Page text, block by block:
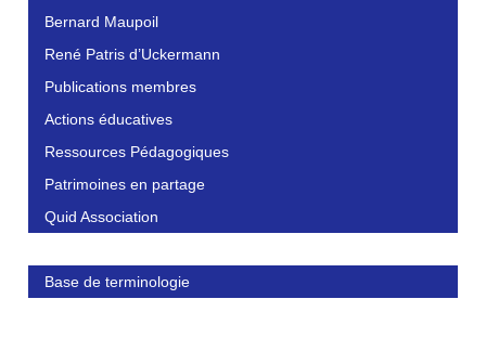
Bernard Maupoil
René Patris d’Uckermann
Publications membres
Actions éducatives
Ressources Pédagogiques
Patrimoines en partage
Quid Association
Base de terminologie